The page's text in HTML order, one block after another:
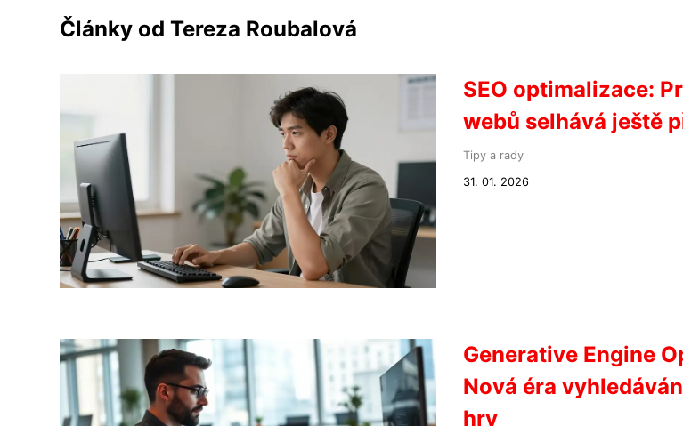
Články od Tereza Roubalová
SEO optimalizace:
webů selhává ještě
Tipy a rady
31. 01. 2026
Generative Engine
Nová éra
hry